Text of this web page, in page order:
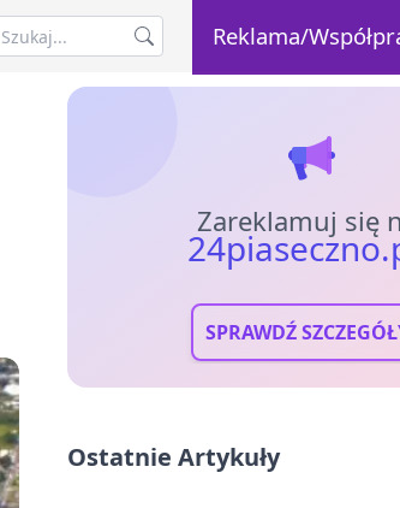
Reklama/
Zareklamuj się
SPRAWDŹ
Ostatnie Artykuły